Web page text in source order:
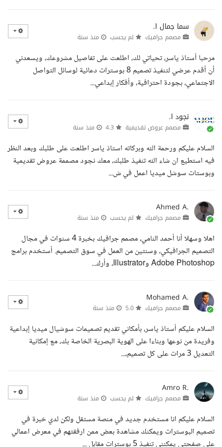
سما جمال ا.
مصمم جرافيك لم يحسب منذ سنة
مرحبا أستاذ ياسر، تحياتي لك، اطلعت على تفاصيل مشروعك، ويسعدني
أن أقدم عرضي لتنفيذ تصميم 8 بوسترات دعائية لوسائل التواصل
الاجتماعي، بجودة احترافية، وأفكار إبداعي...
نجود ا.
مصمم عروض تقديمية منذ سنة
السلام عليكم ورحمة الله وبركاته استاذ ياسر اطلعت على طلبك وبعد النظر
فيه استطيع ان شاء الله تنفيذ طلبك، معك نجود مصممة عروض تقديمية
وبوستات سوشل ميديا اعمل في ش...
Ahmed A.
مصمم جرافيك لم يحسب منذ سنة
اهلا وسهلا أنا أحمد النامي، مصمم جرافيك بخبرة 4 سنوات في مجال
التصميم الجرافيكي، وسنتين من العمل في سوق التصميم. أستخدم برامج
Adobe Photoshop وIllustrator، وأرك...
Mohamed A.
مصمم جرافيك منذ سنة
السلام عليكم أستاذ ياسر، بأمكاني تقديم تصميمات سوشيال ميديا إبداعية
وفريدة من نوعها وبناءا على الهوية البصرية الخاصة بك، مع إمكانية
التعديل 3 مرات على كل تصميم،...
Amro R.
مصمم جرافيك لم يحسب منذ سنة
السلام عليكم انا مستخدم جديد في منصة مستقل ولكن لدي خبرة في
تصميم البوسترات ويمكنك مشاهدة بعض ممن ارفقتهم في معرض اعمالي
على صفحتي يمكنني تنفيذ 5 بوسترات مقابل ...